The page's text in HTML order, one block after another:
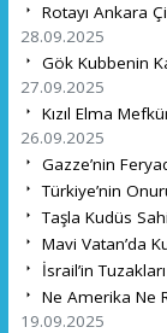
Rotayı Ankara
28.09.2025
Gök Kubbenin
27.09.2025
Kızıl Elma
26.09.2025
Gazze’nin
Türkiye’nin
Taşla Kudüs
Mavi Vatan’da
İsrail’in
Ne Amerika Ne
19.09.2025